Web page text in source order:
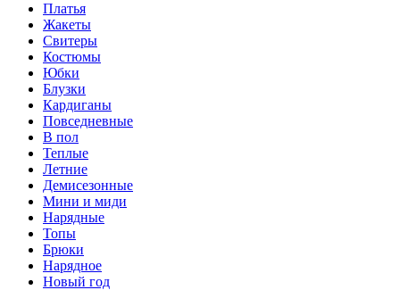
Платья
Жакеты
Свитеры
Костюмы
Юбки
Блузки
Кардиганы
Повседневные
В пол
Теплые
Летние
Демисезонные
Мини и миди
Нарядные
Топы
Брюки
Нарядное
Новый год